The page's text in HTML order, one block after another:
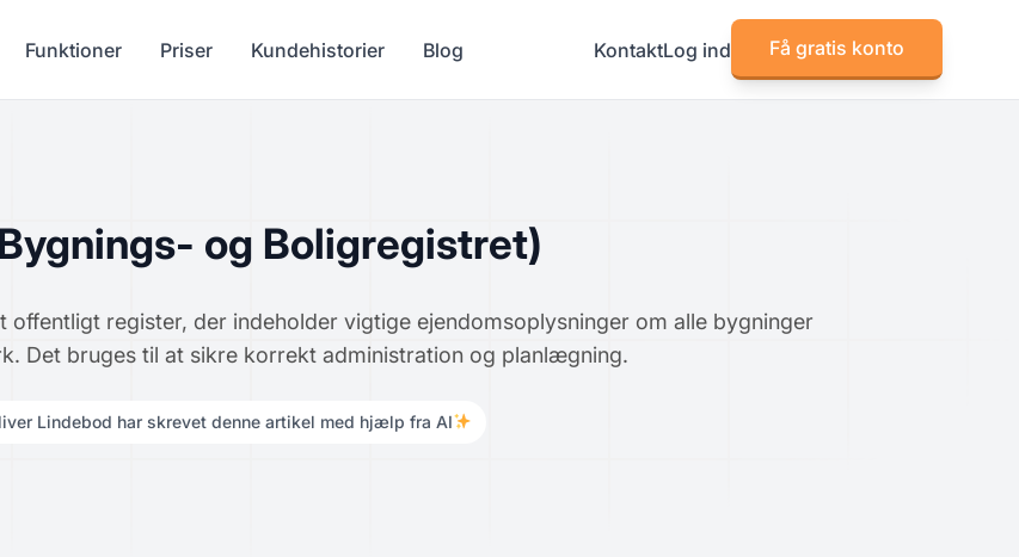
Funktioner Priser Kundehistorier Blog KontaktLog ind Få gratis konto
og Boligregistret)
offentligt register, der indeholder vigtige ejendomsoplysninger om alle bygninger
Det bruges til at sikre korrekt administration og planlægning.
Lindebod har skrevet denne artikel med hjælp fra AI